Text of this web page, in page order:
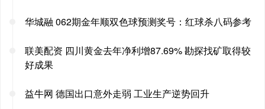
华城融 062期金年顺双色球预测奖号：红球杀八码参考
联美配资 四川黄金去年净利增87.69% 勘探找矿取得较
好成果
益牛网 德国出口意外走弱 工业生产逆势回升